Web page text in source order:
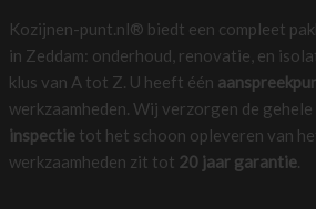
Kozijnen-punt.nl® biedt een compleet
in Zeddam: onderhoud, renovatie, en
klus van A tot Z. U heeft één
werkzaamheden. Wij verzorgen de gehele
inspectietot het schoon opleveren van
werkzaamheden zit tot 20 jaar garantie.